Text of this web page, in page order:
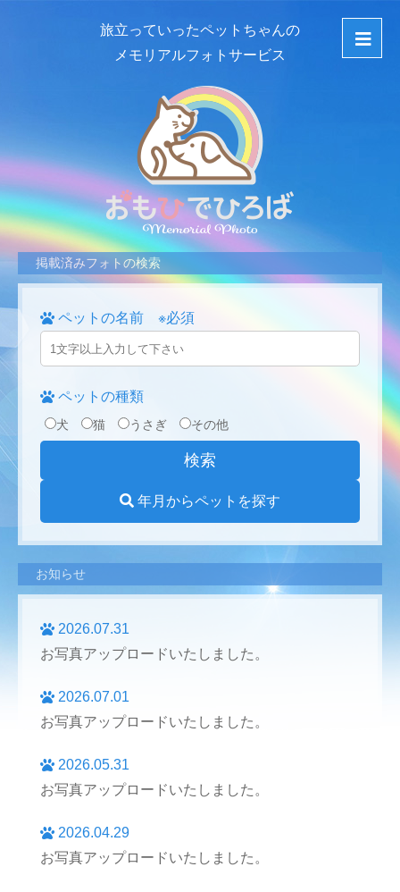
旅立っていったペットちゃんの
メモリアルフォトサービス
掲載済みフォトの検索
ペットの名前 ※必須
ペットの種類
犬 猫 うさぎ その他
年月からペットを探す
お知らせ
2026.07.31
お写真アップロードいたしました。
2026.07.01
お写真アップロードいたしました。
2026.05.31
お写真アップロードいたしました。
2026.04.29
お写真アップロードいたしました。